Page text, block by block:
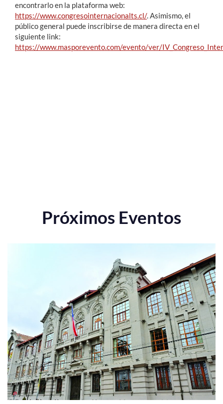
encontrarlo en la plataforma web:
https://www.congresointernacionalts.cl/. Asimismo, el
público general puede inscribirse de manera directa en el
siguiente link:
https://www.masporevento.com/evento/ver/
Próximos Eventos